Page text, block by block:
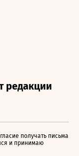
получать письма
и принимаю